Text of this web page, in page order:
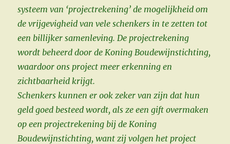
systeem van ‘projectrekening’ de mogelijkheid om
de vrijgevigheid van vele schenkers in te zetten tot
een billijker samenleving. De projectrekening
wordt beheerd door de Koning Boudewijnstichting,
waardoor ons project meer erkenning en
zichtbaarheid krijgt.
Schenkers kunnen er ook zeker van zijn dat hun
geld goed besteed wordt, als ze een gift overmaken
op een projectrekening bij de Koning
Boudewijnstichting, want zij volgen het project